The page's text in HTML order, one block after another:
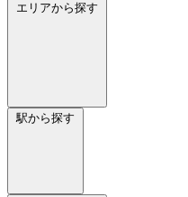
エリアから探す
駅から探す